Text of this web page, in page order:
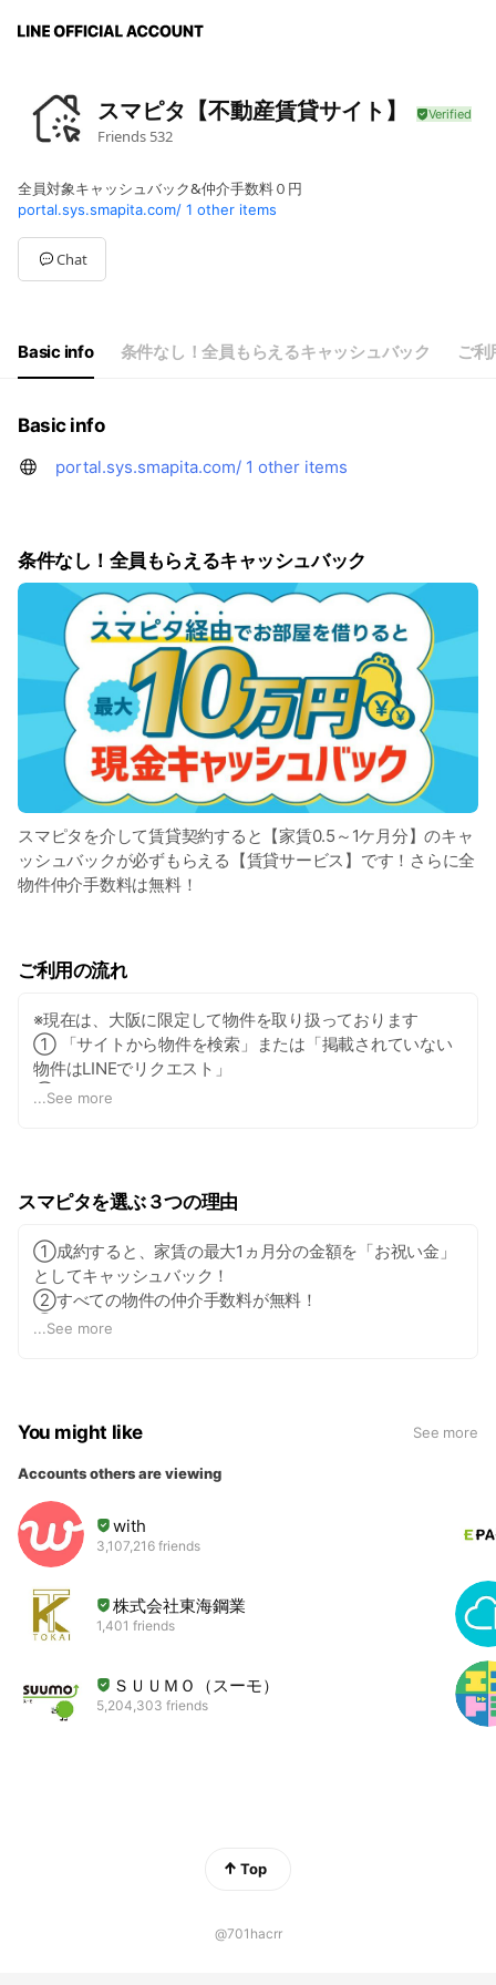
スマピタ【不動産賃貸サイト】
Friends 532
全員対象キャッシュバック&仲介手数料０円
portal.sys.smapita.com/ 1 other items
Chat
Basic info 条件なし！全員もらえるキャッシュバック ご利
Basic info
portal.sys.smapita.com/ 1 other items
条件なし！全員もらえるキャッシュバック
スマピタを介して賃貸契約すると【家賃0.5～1ケ月分】のキャ
ッシュバックが必ずもらえる【賃貸サービス】です！さらに全
物件仲介手数料は無料！
ご利用の流れ
※現在は、大阪に限定して物件を取り扱っております
① 「サイトから物件を検索」または「掲載されていない
物件はLINEでリクエスト」
② 気になる物件をこの公式LINEからお問い合わせ
...See more
スマピタを選ぶ３つの理由
➀成約すると、家賃の最大1ヵ月分の金額を「お祝い金」
としてキャッシュバック！
➁すべての物件の仲介手数料が無料！
③気になる物件は、LINEから気軽にお問い合わせOK！物
...See more
You might like See more
Accounts others are viewing
with
3,107,216 friends
株式会社東海鋼業
1,401 friends
ＳＵＵＭＯ（スーモ）
5,204,303 friends
Top
@701hacrr